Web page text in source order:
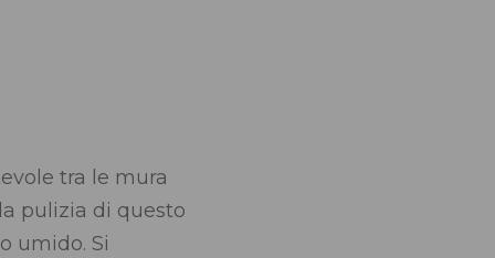
tra le mura
pulizia di questo
umido. Si